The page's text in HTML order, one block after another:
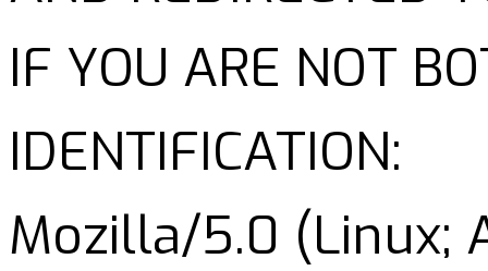
IF YOU ARE NOT
IDENTIFICATION:
Mozilla/5.0 (Linux;